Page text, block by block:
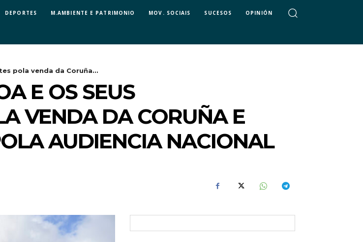
DEPORTES M.AMBIENTE E PATRIMONIO MOV. SOCIAIS SUCESOS OPINIÓN
pola venda da Coruña...
E OS SEUS
VENDA DA CORUÑA E
AUDIENCIA NACIONAL